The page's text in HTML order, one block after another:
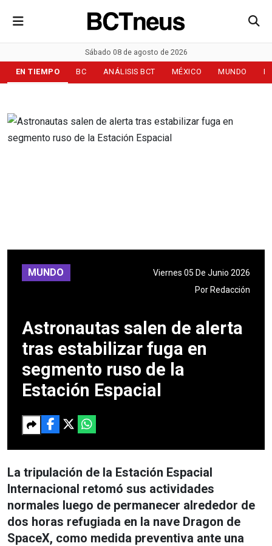
Sábado 08 de agosto de 2026
EN TIEMPO BC ANÁLISIS BCT MÉXICO MUNDO
MUNDO
Viernes 05 De Junio 2026
Por Redacción
Astronautas salen de alerta
tras estabilizar fuga en
segmento ruso de la
Estación Espacial
La tripulación de la Estación Espacial
Internacional retomó sus actividades
normales luego de permanecer alrededor de
dos horas refugiada en la nave Dragon de
SpaceX, como medida preventiva ante una